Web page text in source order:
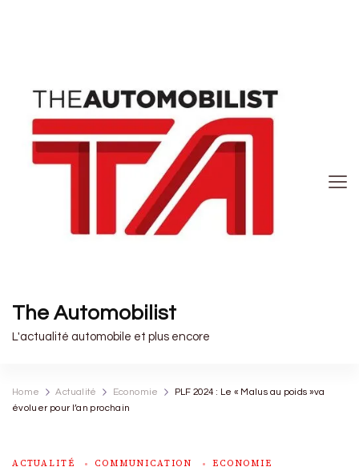
The Automobilist
L'actualité automobile et plus encore
Home Actualité Economie
PLF 2024 : Le « Malus au poids »va
évoluer pour l’an prochain
ACTUALITÉ COMMUNICATION ECONOMIE